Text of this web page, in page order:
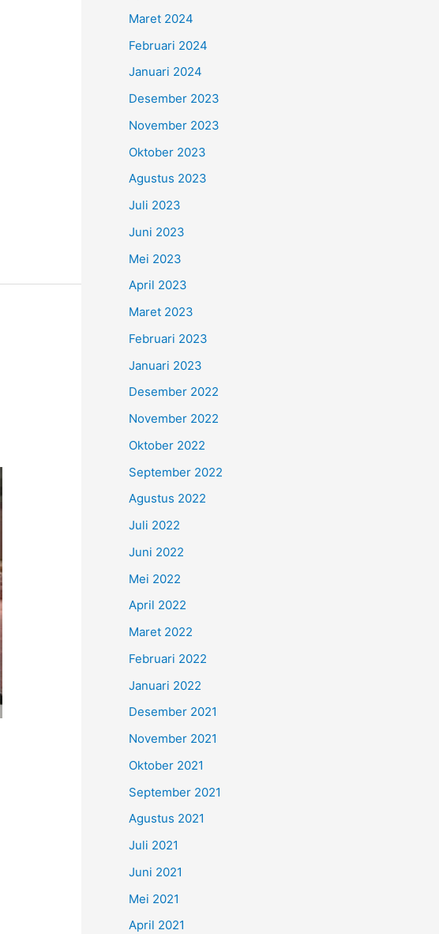
Maret 2024
Februari 2024
Januari 2024
Desember 2023
November 2023
Oktober 2023
Agustus 2023
Juli 2023
Juni 2023
Mei 2023
April 2023
Maret 2023
Februari 2023
Januari 2023
Desember 2022
November 2022
Oktober 2022
September 2022
Agustus 2022
Juli 2022
Juni 2022
Mei 2022
April 2022
Maret 2022
Februari 2022
Januari 2022
Desember 2021
November 2021
Oktober 2021
September 2021
Agustus 2021
Juli 2021
Juni 2021
Mei 2021
April 2021